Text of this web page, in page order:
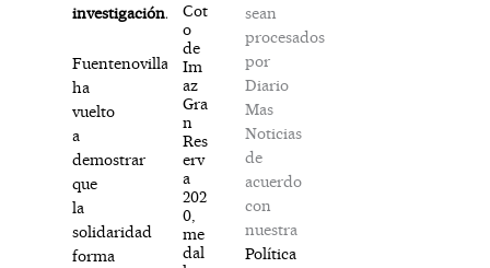
investigación.
Fuentenovilla
ha
vuelto
a
demostrar
que
la
solidaridad
forma
Cot
o
de
Im
az
Gra
n
Res
erv
a
202
0,
me
dal
sean
procesados
por
Diario
Mas
Noticias
de
acuerdo
con
nuestra
Política